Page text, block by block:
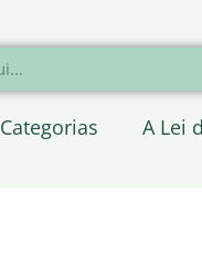
Categorias A Lei